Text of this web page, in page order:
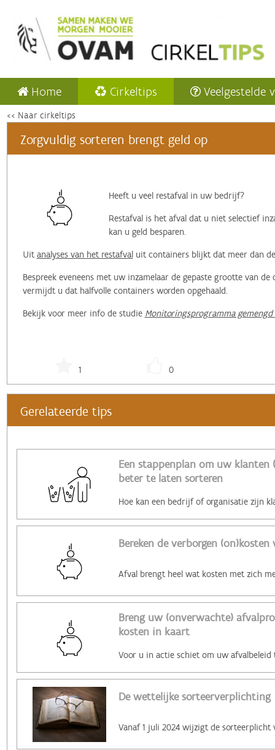
Home Cirkeltips Veelgestelde
<< Naar cirkeltips
Zorgvuldig sorteren brengt geld op
Heeft u veel restafval in uw bedrijf?
Restafval is het afval dat u niet selectief
kan u geld besparen.
Uitanalyses van het restafvaluit containers blijkt dat meer dan
Bespreek eveneens met uw inzamelaar de gepaste grootte van
vermijdt u dat halfvolle containers worden opgehaald.
Bekijk voor meer info de studie Monitoringsprogramma
1 0
Gerelateerde tips
Een stappenplan om uw klanten
beter te laten sorteren
Bereken de verborgen
Breng uw (onverwachte)
kosten in kaart
De wettelijke sorteerverplichting